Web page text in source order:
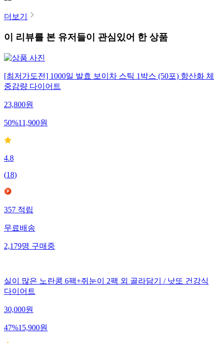
더보기
이 리뷰를 본 유저들이 관심있어 한 상품
[최저가도전] 1000일 발효 보이차 스틱 1박스 (50포) 항산화 체
중감량 다이어트
23,800원
50%11,900원
4.8
(18)
357 적립
무료배송
2,179명 구매중
실이 많은 노란콩 6팩+쥐눈이 2팩 외 골라담기 / 낫또 건강식
다이어트
30,000원
47%15,900원